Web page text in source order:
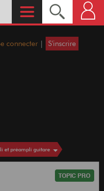
connecter | S'inscrire
et préampli guitare